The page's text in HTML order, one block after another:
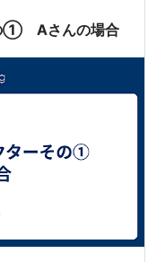
く知らない名前で
① Aさんの場合